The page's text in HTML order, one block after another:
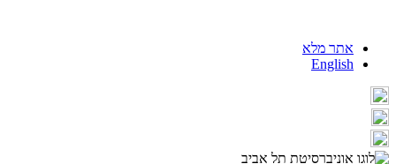
אתר מלא
English